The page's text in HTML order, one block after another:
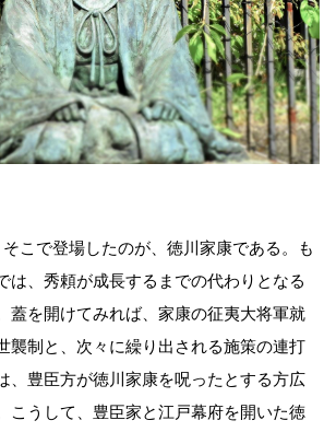
こで登場したのが、徳川家康である。も
は、秀頼が成長するまでの代わりとなる
蓋を開けてみれば、家康の征夷大将軍就
襲制と、次々に繰り出される施策の連打
、豊臣方が徳川家康を呪ったとする方広
こうして、豊臣家と江戸幕府を開いた徳